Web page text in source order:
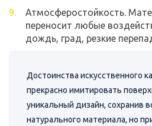
Атмосферостойкость.
переносит любые
дождь, град, резкие
Достоинства искусственного
прекрасно имитировать
уникальный дизайн, сохранив
натурального материала, но